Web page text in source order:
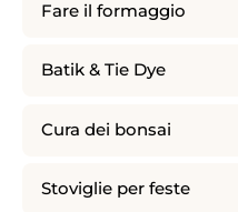
Fare il formaggio
Batik & Tie Dye
Cura dei bonsai
Stoviglie per feste